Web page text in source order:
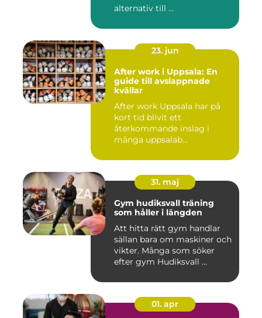
alternativ till ...
23. jun
After work i Uppsala: En
guide till avslappnade
kvällar
After work Uppsala har på
kort tid blivit ett
återkommande inslag i
många uppsalab...
31. maj
Gym hudiksvall träning
som håller i längden
Att hitta rätt gym handlar
sällan bara om maskiner och
vikter. Många som söker
efter gym Hudiksvall ...
01. apr